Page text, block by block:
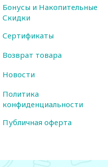
Бонусы и Накопительные
Скидки
Сертификаты
Возврат товара
Новости
Политика
конфиденциальности
Публичная оферта